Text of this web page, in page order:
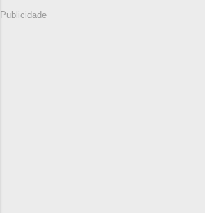
Publicidade